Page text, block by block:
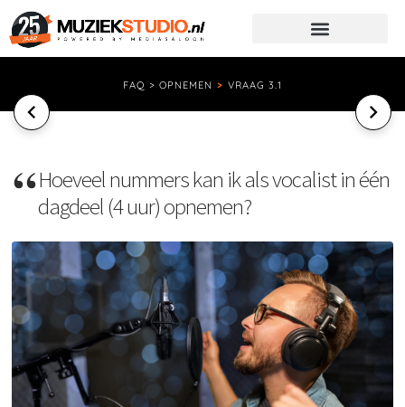
FAQ > OPNEMEN > VRAAG 3.1
Hoeveel nummers kan ik als vocalist in één
dagdeel (4 uur) opnemen?